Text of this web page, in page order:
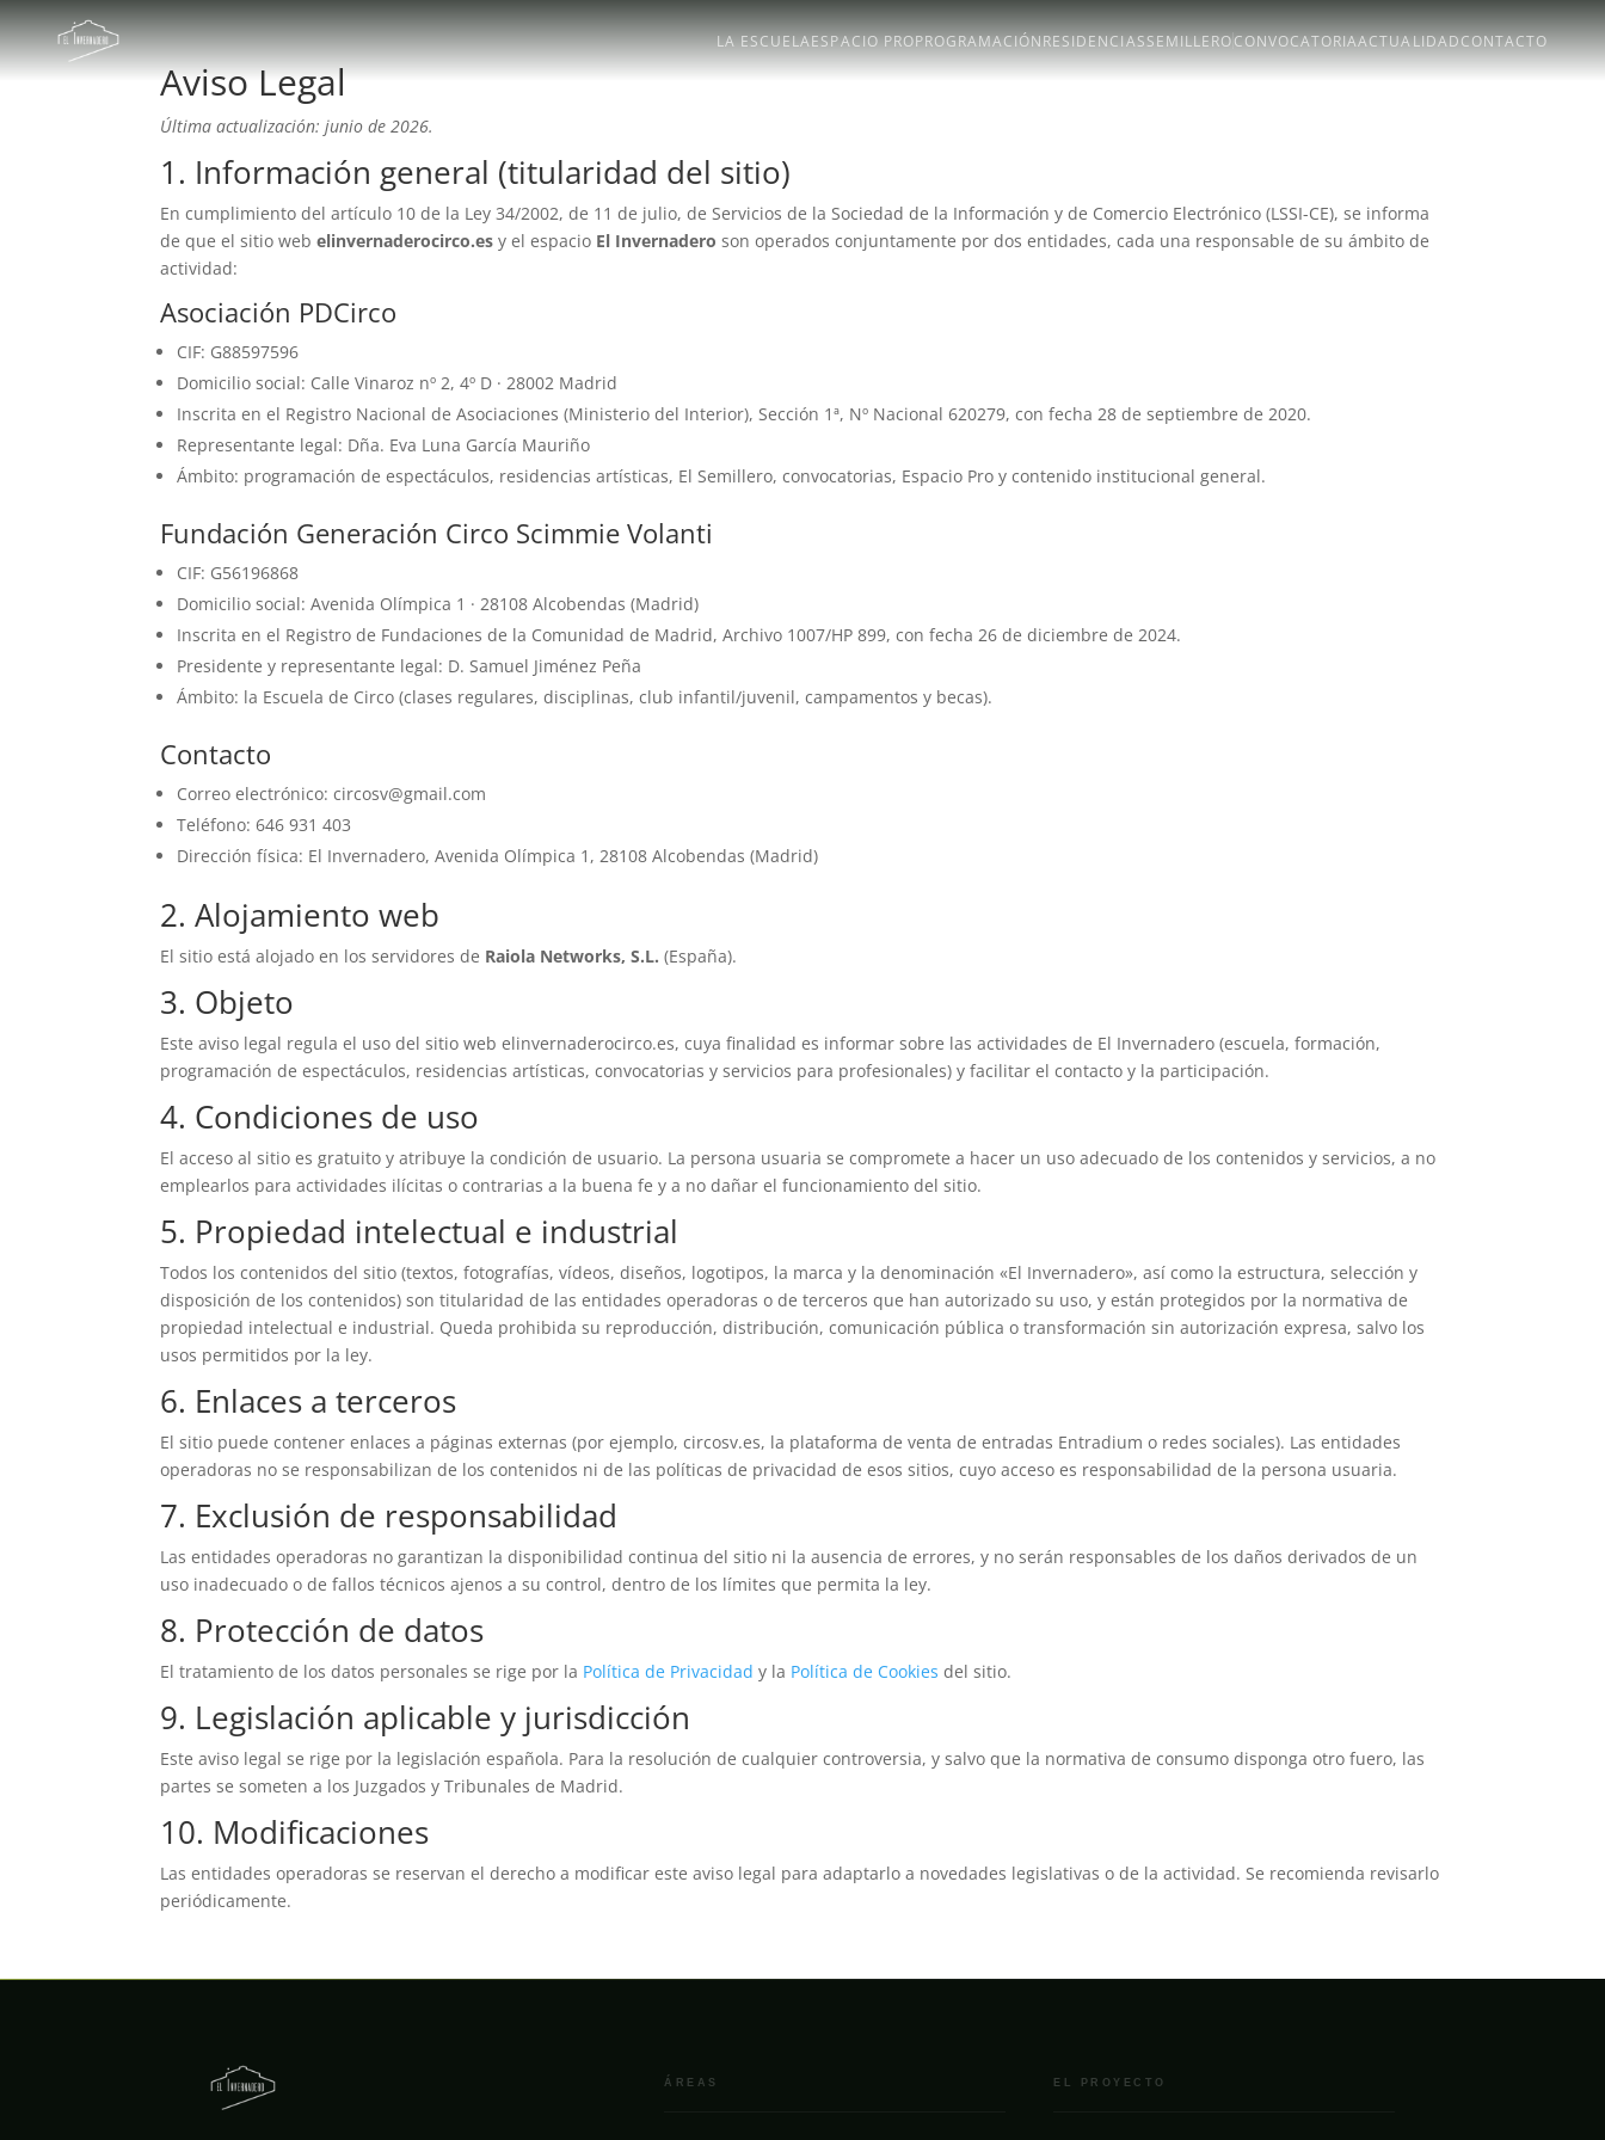
LA ESCUELAESPACIO PROPROGRAMACIÓNRESIDENCIASSEMILLEROCONVOCATORIAACTUALIDADCONTACTO
Aviso Legal
Última actualización: junio de 2026.
1. Información general (titularidad del sitio)
En cumplimiento del artículo 10 de la Ley 34/2002, de 11 de julio, de Servicios de la Sociedad de la Información y de Comercio Electrónico (LSSI-CE), se informa
de que el sitio webelinvernaderocirco.es y el espacio El Invernadero son operados conjuntamente por dos entidades, cada una responsable de su ámbito de
actividad:
Asociación PDCirco
CIF: G88597596
Domicilio social: Calle Vinaroz nº 2, 4º D · 28002 Madrid
Inscrita en el Registro Nacional de Asociaciones (Ministerio del Interior), Sección 1ª, Nº Nacional 620279, con fecha 28 de septiembre de 2020.
Representante legal: Dña. Eva Luna García Mauriño
Ámbito: programación de espectáculos, residencias artísticas, El Semillero, convocatorias, Espacio Pro y contenido institucional general.
Fundación Generación Circo Scimmie Volanti
CIF: G56196868
Domicilio social: Avenida Olímpica 1 · 28108 Alcobendas (Madrid)
Inscrita en el Registro de Fundaciones de la Comunidad de Madrid, Archivo 1007/HP 899, con fecha 26 de diciembre de 2024.
Presidente y representante legal: D. Samuel Jiménez Peña
Ámbito: la Escuela de Circo (clases regulares, disciplinas, club infantil/juvenil, campamentos y becas).
Contacto
Correo electrónico: circosv@gmail.com
Teléfono: 646 931 403
Dirección física: El Invernadero, Avenida Olímpica 1, 28108 Alcobendas (Madrid)
2. Alojamiento web
El sitio está alojado en los servidores de Raiola Networks, S.L. (España).
3. Objeto
Este aviso legal regula el uso del sitio web elinvernaderocirco.es, cuya finalidad es informar sobre las actividades de El Invernadero (escuela, formación,
programación de espectáculos, residencias artísticas, convocatorias y servicios para profesionales) y facilitar el contacto y la participación.
4. Condiciones de uso
El acceso al sitio es gratuito y atribuye la condición de usuario. La persona usuaria se compromete a hacer un uso adecuado de los contenidos y servicios, a no
emplearlos para actividades ilícitas o contrarias a la buena fe y a no dañar el funcionamiento del sitio.
5. Propiedad intelectual e industrial
Todos los contenidos del sitio (textos, fotografías, vídeos, diseños, logotipos, la marca y la denominación «El Invernadero», así como la estructura, selección y
disposición de los contenidos) son titularidad de las entidades operadoras o de terceros que han autorizado su uso, y están protegidos por la normativa de
propiedad intelectual e industrial. Queda prohibida su reproducción, distribución, comunicación pública o transformación sin autorización expresa, salvo los
usos permitidos por la ley.
6. Enlaces a terceros
El sitio puede contener enlaces a páginas externas (por ejemplo, circosv.es, la plataforma de venta de entradas Entradium o redes sociales). Las entidades
operadoras no se responsabilizan de los contenidos ni de las políticas de privacidad de esos sitios, cuyo acceso es responsabilidad de la persona usuaria.
7. Exclusión de responsabilidad
Las entidades operadoras no garantizan la disponibilidad continua del sitio ni la ausencia de errores, y no serán responsables de los daños derivados de un
uso inadecuado o de fallos técnicos ajenos a su control, dentro de los límites que permita la ley.
8. Protección de datos
El tratamiento de los datos personales se rige por la Política de Privacidad y la Política de Cookies del sitio.
9. Legislación aplicable y jurisdicción
Este aviso legal se rige por la legislación española. Para la resolución de cualquier controversia, y salvo que la normativa de consumo disponga otro fuero, las
partes se someten a los Juzgados y Tribunales de Madrid.
10. Modificaciones
Las entidades operadoras se reservan el derecho a modificar este aviso legal para adaptarlo a novedades legislativas o de la actividad. Se recomienda revisarlo
periódicamente.
ÁREAS EL PROYECTO